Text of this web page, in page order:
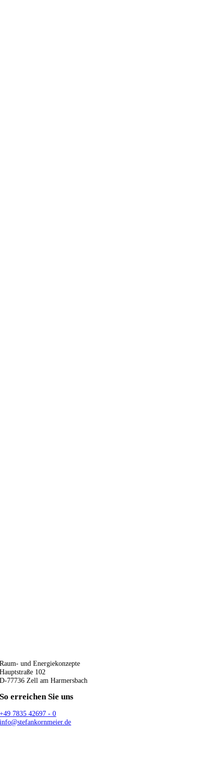
Raum- und Energiekonzepte
Hauptstraße 102
D-77736 Zell am Harmersbach
So erreichen Sie uns
+49 7835 42697 - 0
info@stefankornmeier.de